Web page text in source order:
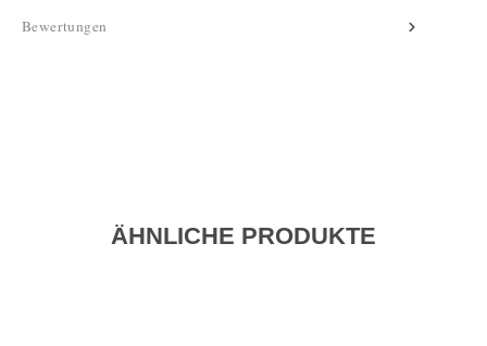
Bewertungen
ÄHNLICHE PRODUKTE